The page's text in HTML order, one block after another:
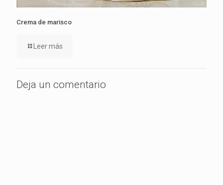
Crema de marisco
Leer más
Deja un comentario